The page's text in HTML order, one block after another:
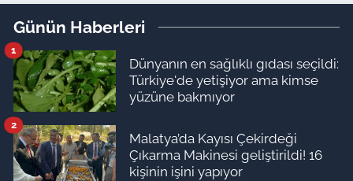
Günün Haberleri
Dünyanın en sağlıklı gıdası seçildi:
Türkiye'de yetişiyor ama kimse
yüzüne bakmıyor
1
Malatya’da Kayısı Çekirdeği
Çıkarma Makinesi geliştirildi! 16
kişinin işini yapıyor
2